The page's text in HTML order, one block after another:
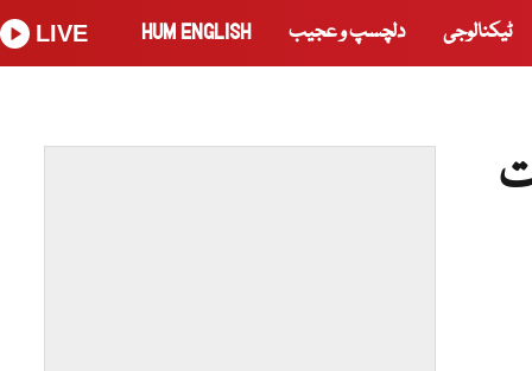
ٹیکنالوجی دلچسپ و عجیب HUM ENGLISH
LIVE